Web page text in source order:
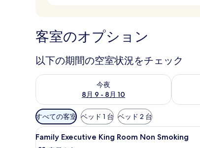
客室のオプション
以下の期間の空室状況をチェック
今夜
8月 9 - 8月 10
今夜 8月 9 - 8月 10 の空室状況をチェック明日 8
利
用
可
能
すべての客室 ベッド 1 台 ベッド 2 台
Family
Executive
高級寝具、ミニバー、
2
Family Executive King Room Non Smoking